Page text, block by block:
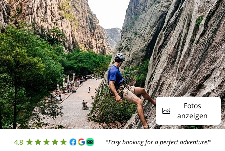
Fotos
anzeigen
4.8 "Easy booking for a perfect adventure!"